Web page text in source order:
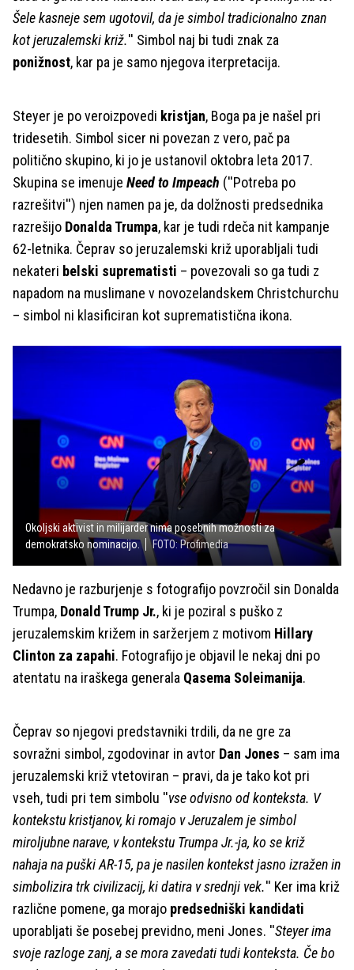
Šele kasneje sem ugotovil, da je simbol tradicionalno znan
kot jeruzalemski križ.'' Simbol naj bi tudi znak za
ponižnost, kar pa je samo njegova iterpretacija.
Steyer je po veroizpovedi kristjan, Boga pa je našel pri
tridesetih. Simbol sicer ni povezan z vero, pač pa
politično skupino, ki jo je ustanovil oktobra leta 2017.
Skupina se imenuje Need to Impeach (''Potreba po
razrešitvi'') njen namen pa je, da dolžnosti predsednika
razrešijo Donalda Trumpa, kar je tudi rdeča nit kampanje
62-letnika. Čeprav so jeruzalemski križ uporabljali tudi
nekateri belski suprematisti – povezovali so ga tudi z
napadom na muslimane v novozelandskem Christchurchu
– simbol ni klasificiran kot suprematistična ikona.
Okoljski aktivist in milijarder nima posebnih možnosti za
demokratsko nominacijo.
FOTO: Profimedia
Nedavno je razburjenje s fotografijo povzročil sin Donalda
Trumpa, Donald Trump Jr., ki je poziral s puško z
jeruzalemskim križem in saržerjem z motivom Hillary
Clinton za zapahi. Fotografijo je objavil le nekaj dni po
atentatu na iraškega generala Qasema Soleimanija.
Čeprav so njegovi predstavniki trdili, da ne gre za
sovražni simbol, zgodovinar in avtor Dan Jones – sam ima
jeruzalemski križ vtetoviran – pravi, da je tako kot pri
vseh, tudi pri tem simbolu ''vse odvisno od konteksta. V
kontekstu kristjanov, ki romajo v Jeruzalem je simbol
miroljubne narave, v kontekstu Trumpa Jr.-ja, ko se križ
nahaja na puški AR-15, pa je nasilen kontekst jasno izražen in
simbolizira trk civilizacij, ki datira v srednji vek.'' Ker ima križ
različne pomene, ga morajo predsedniški kandidati
uporabljati še posebej previdno, meni Jones. ''Steyer ima
svoje razloge zanj, a se mora zavedati tudi konteksta. Če bo